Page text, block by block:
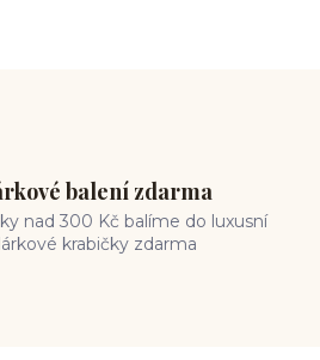
balení zdarma
nad 300 Kč balíme do luxusní
krabičky zdarma